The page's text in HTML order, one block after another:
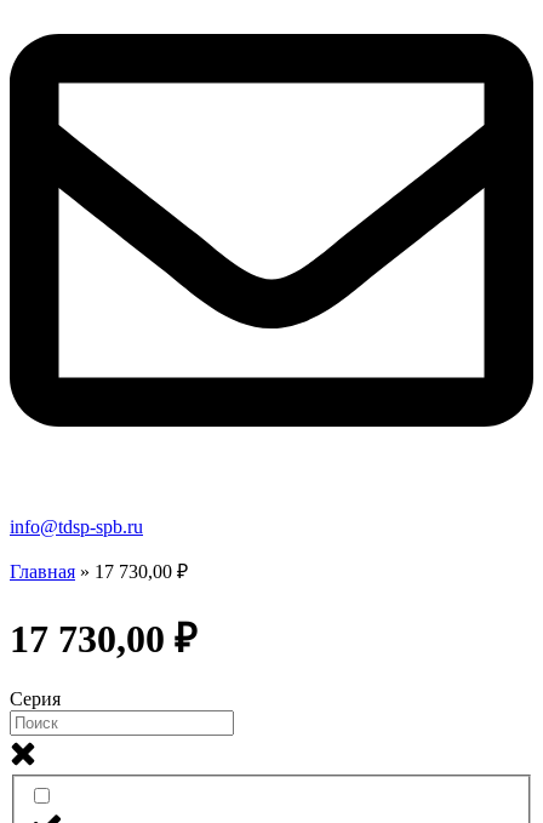
info@tdsp-spb.ru
Главная » 17 730,00 ₽
17 730,00 ₽
Серия